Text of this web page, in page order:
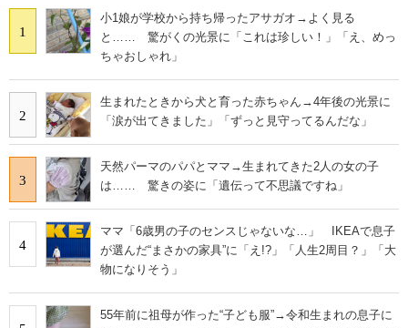
1
小1娘が学校から持ち帰ったアサガオ→よく見る
と…… 驚がくの光景に「これは珍しい！」「え、めっ
ちゃおしゃれ」
2
生まれたときから犬と育った赤ちゃん→4年後の光景に
「涙が出てきました」「ずっと見守ってるんだな」
3
天然パーマのパパとママ→生まれてきた2人の女の子
は…… 驚きの姿に「遺伝って不思議ですね」
4
ママ「6歳男の子のセンスじゃないな…」 IKEAで息子
が選んだ“まさかの家具”に「え!?」「人生2周目？」「大
物になりそう」
55年前に祖母が作った“子ども服”→令和生まれの息子に